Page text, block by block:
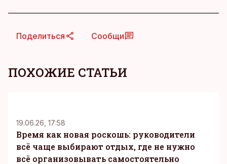
Поделиться Сообщи
ПОХОЖИЕ СТАТЬИ
19.06.26, 17:58
Время как новая роскошь: руководители
всё чаще выбирают отдых, где не нужно
всё организовывать самостоятельно